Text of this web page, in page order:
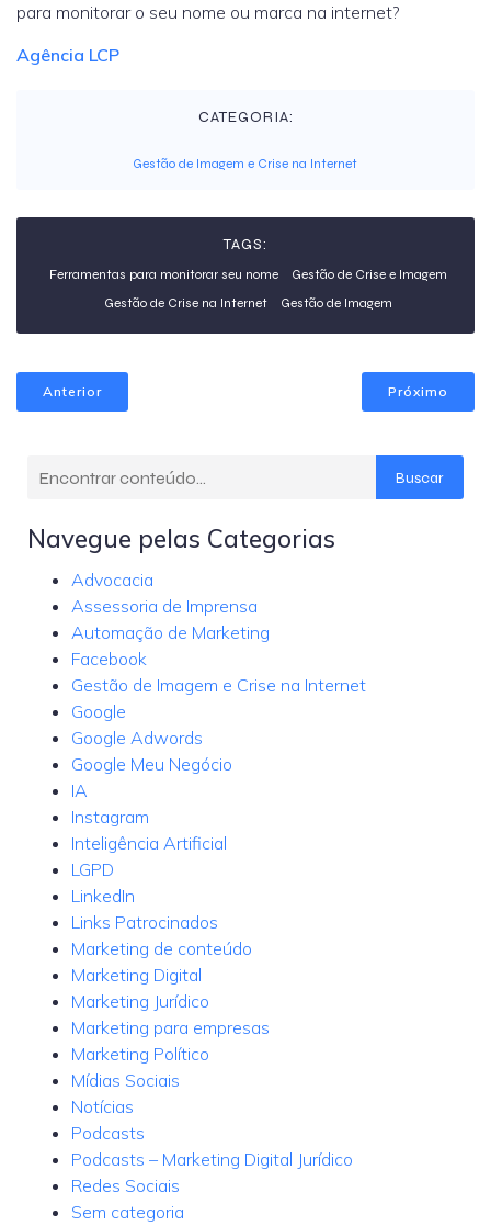
para monitorar o seu nome ou marca na internet?
Agência LCP
CATEGORIA:
Gestão de Imagem e Crise na Internet
TAGS:
Ferramentas para monitorar seu nome
Gestão de Crise e Imagem
Gestão de Crise na Internet
Gestão de Imagem
Anterior Próximo
Buscar
Navegue pelas Categorias
Advocacia
Assessoria de Imprensa
Automação de Marketing
Facebook
Gestão de Imagem e Crise na Internet
Google
Google Adwords
Google Meu Negócio
IA
Instagram
Inteligência Artificial
LGPD
LinkedIn
Links Patrocinados
Marketing de conteúdo
Marketing Digital
Marketing Jurídico
Marketing para empresas
Marketing Político
Mídias Sociais
Notícias
Podcasts
Podcasts – Marketing Digital Jurídico
Redes Sociais
Sem categoria